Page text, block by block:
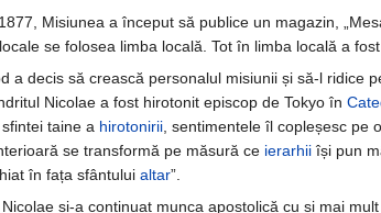
Misiunea a început să publice un magazin,
se folosea limba locală. Tot în limba locală a
a decis să crească personalul misiunii și să-l ridice
Nicolae a fost hirotonit episcop de Tokyo în
taine a hirotonirii , sentimentele îl copleșesc
se transformă pe măsură ce ierarhii își pun
în fața sfântului altar”.
și-a continuat munca apostolică cu și mai